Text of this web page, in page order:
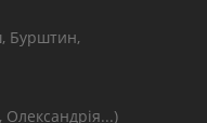
Бурштин,
Олександрія...)